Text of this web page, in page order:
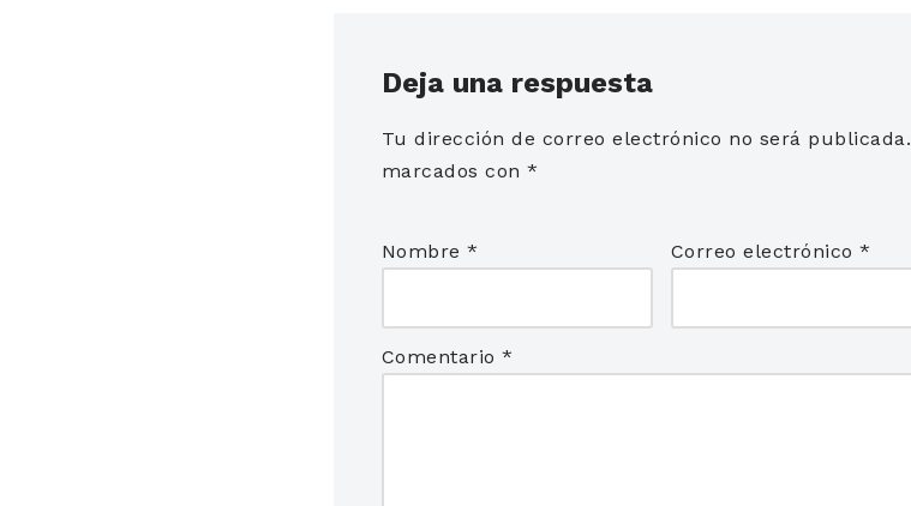
Deja una respuesta
Tu dirección de correo electrónico no será publicada.
marcados con *
Nombre * Correo electrónico*
Comentario *